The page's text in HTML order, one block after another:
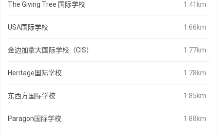
The Giving Tree 国际学校 1.41km
USA国际学校 1.66km
金边加拿大国际学校（CIS） 1.77km
Heritage国际学校 1.78km
东西方国际学校 1.85km
Paragon国际学校 1.88km